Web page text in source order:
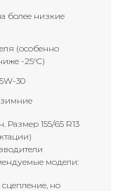
более низкие
(особенно
-25°C)
30
Размер 155/65 R13
модели:
но